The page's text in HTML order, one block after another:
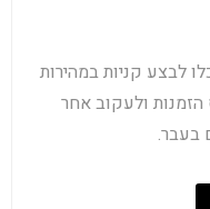
לבצע קניות במהירות
הזמנות ולעקוב אחר
בעבר.